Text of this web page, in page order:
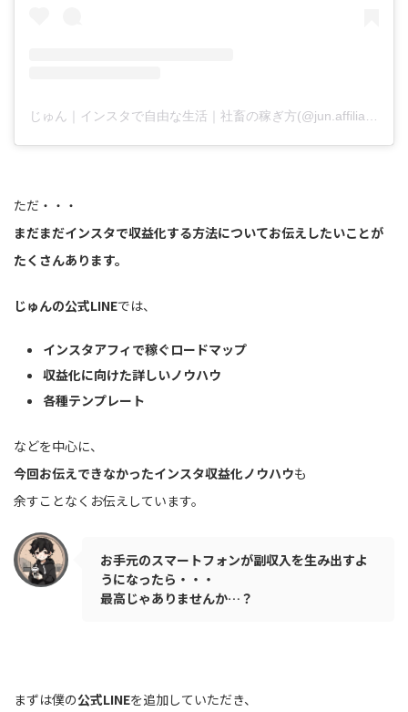
ただ・・・
まだまだインスタで収益化する方法についてお伝えしたいことが
たくさんあります。
じゅんの公式LINEでは、
インスタアフィで稼ぐロードマップ
収益化に向けた詳しいノウハウ
各種テンプレート
などを中心に、
今回お伝えできなかったインスタ収益化ノウハウも
余すことなくお伝えしています。
お手元のスマートフォンが副収入を生み出すよ
うになったら・・・
最高じゃありませんか…？
まずは僕の公式LINEを追加していただき、